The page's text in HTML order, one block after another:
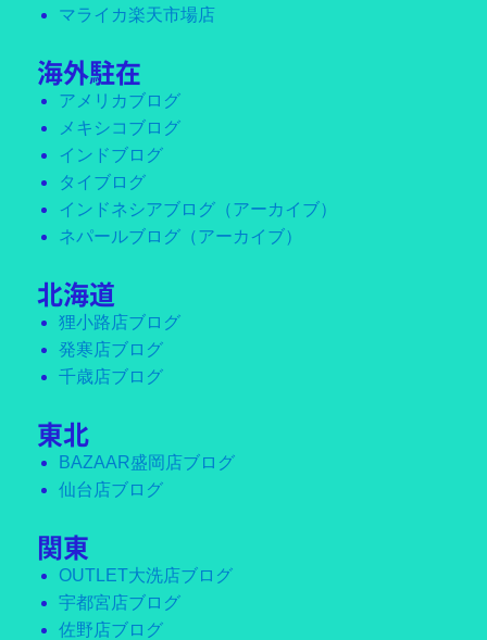
マライカ楽天市場店
海外駐在
アメリカブログ
メキシコブログ
インドブログ
タイブログ
インドネシアブログ（アーカイブ）
ネパールブログ（アーカイブ）
北海道
狸小路店ブログ
発寒店ブログ
千歳店ブログ
東北
BAZAAR盛岡店ブログ
仙台店ブログ
関東
OUTLET大洗店ブログ
宇都宮店ブログ
佐野店ブログ